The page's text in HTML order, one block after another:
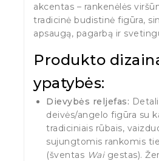
akcentas – rankenėlės
tradicinė budistinė figūra,
apsaugą, pagarbą ir
Produkto
ypatybės:
Dievybės reljefas:
deivės/angelo figūra su
tradiciniais rūbais,
sujungtomis rankomis
(šventas Waigestas).